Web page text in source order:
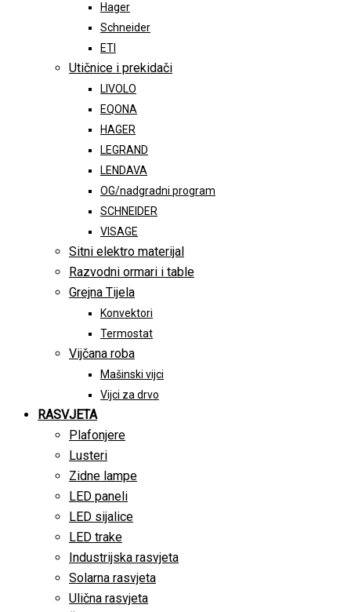
Hager
Schneider
ETI
Utičnice i prekidači
LIVOLO
EQONA
HAGER
LEGRAND
LENDAVA
OG/nadgradni program
SCHNEIDER
VISAGE
Sitni elektro materijal
Razvodni ormari i table
Grejna Tijela
Konvektori
Termostat
Vijčana roba
Mašinski vijci
Vijci za drvo
RASVJETA
Plafonjere
Lusteri
Zidne lampe
LED paneli
LED sijalice
LED trake
Industrijska rasvjeta
Solarna rasvjeta
Ulična rasvjeta